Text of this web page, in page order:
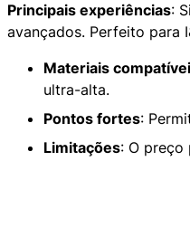
Principais experiências:
avançados. Perfeito para
Materiais
ultra-alta.
Pontos fortes:
Limitações: O preço